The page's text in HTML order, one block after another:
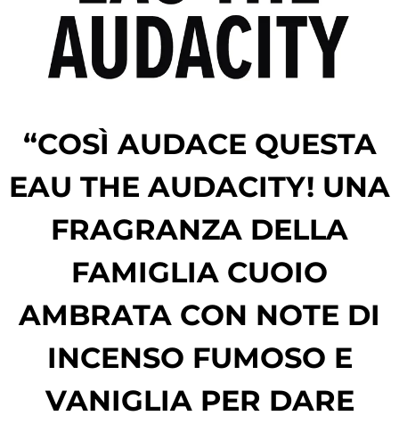
“COSÌ AUDACE QUESTA
EAU THE AUDACITY! UNA
FRAGRANZA DELLA
FAMIGLIA CUOIO
AMBRATA CON NOTE DI
INCENSO FUMOSO E
VANIGLIA PER DARE